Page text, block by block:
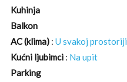
Kuhinja
Balkon
AC (klima) :U svakoj prostoriji
Kućni ljubimci : Na upit
Parking